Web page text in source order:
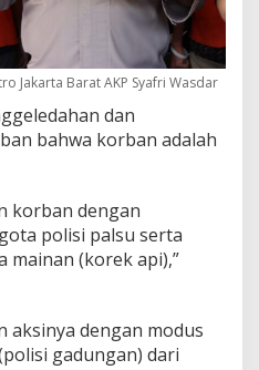
Jakarta Barat AKP Syafri Wasdar
dan
bahwa korban adalah
korban dengan
polisi palsu serta
mainan (korek api),”
aksinya dengan modus
gadungan) dari